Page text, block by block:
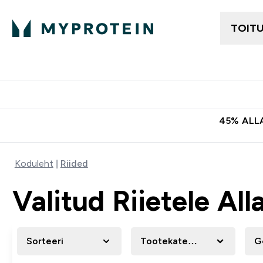
45%
Koduleht Riided
Valitud Riietele
Sorteeri Tootekategooria